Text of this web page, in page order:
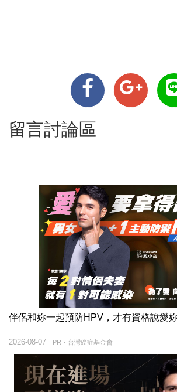
留言討論區
伴侶和妳一起預防HPV，才有資格說愛妳
PR・台灣癌症基金會
2026-08-07